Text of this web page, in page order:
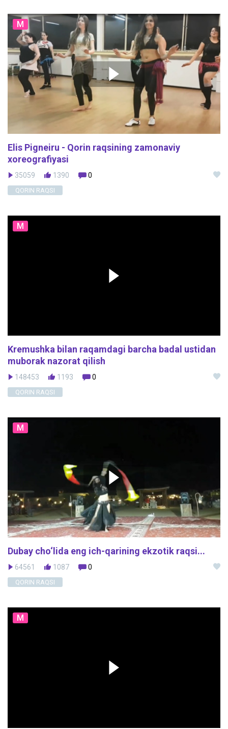
M
Elis Pigneiru - Qorin raqsining zamonaviy
xoreografiyasi
35059 1390 0
QORIN RAQSI
M
Kremushka bilan raqamdagi barcha badal ustidan
muborak nazorat qilish
148453 1193 0
QORIN RAQSI
M
Dubay cho‘lida eng ich-qarining ekzotik raqsi...
64561 1087 0
QORIN RAQSI
M